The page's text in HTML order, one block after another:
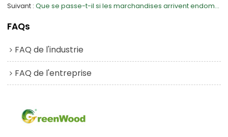
Suivant Que se passe-t-il si les marchandises arrivent endommagées pendant le transport ?
FAQs
FAQ de l'industrie
FAQ de l'entreprise